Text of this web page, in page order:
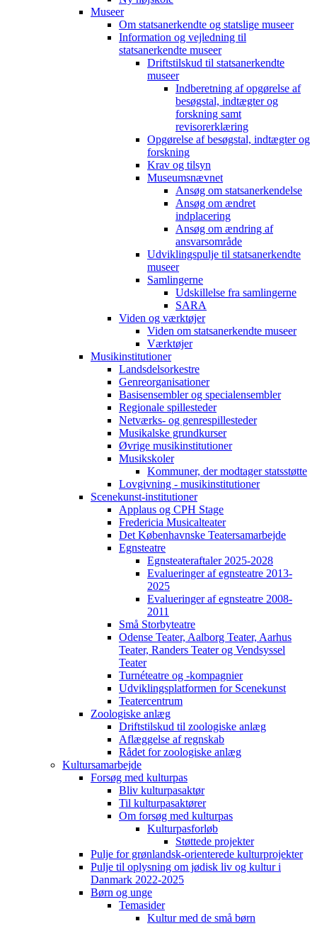
Museer
Om statsanerkendte og statslige museer
Information og vejledning til
statsanerkendte museer
Driftstilskud til statsanerkendte
museer
Indberetning af opgørelse af
besøgstal, indtægter og
forskning samt
revisorerklæring
Opgørelse af besøgstal, indtægter og
forskning
Krav og tilsyn
Museumsnævnet
Ansøg om statsanerkendelse
Ansøg om ændret
indplacering
Ansøg om ændring af
ansvarsområde
Udviklingspulje til statsanerkendte
museer
Samlingerne
Udskillelse fra samlingerne
SARA
Viden og værktøjer
Viden om statsanerkendte museer
Værktøjer
Musikinstitutioner
Landsdelsorkestre
Genreorganisationer
Basisensembler og specialensembler
Regionale spillesteder
Netværks- og genrespillesteder
Musikalske grundkurser
Øvrige musikinstitutioner
Musikskoler
Kommuner, der modtager statsstøtte
Lovgivning - musikinstitutioner
Scenekunst-institutioner
Applaus og CPH Stage
Fredericia Musicalteater
Det Københavnske Teatersamarbejde
Egnsteatre
Egnsteateraftaler 2025-2028
Evalueringer af egnsteatre 2013-
2025
Evalueringer af egnsteatre 2008-
2011
Små Storbyteatre
Odense Teater, Aalborg Teater, Aarhus
Teater, Randers Teater og Vendsyssel
Teater
Turnéteatre og -kompagnier
Udviklingsplatformen for Scenekunst
Teatercentrum
Zoologiske anlæg
Driftstilskud til zoologiske anlæg
Aflæggelse af regnskab
Rådet for zoologiske anlæg
Kultursamarbejde
Forsøg med kulturpas
Bliv kulturpasaktør
Til kulturpasaktører
Om forsøg med kulturpas
Kulturpasforløb
Støttede projekter
Pulje for grønlandsk-orienterede kulturprojekter
Pulje til oplysning om jødisk liv og kultur i
Danmark 2022-2025
Børn og unge
Temasider
Kultur med de små børn